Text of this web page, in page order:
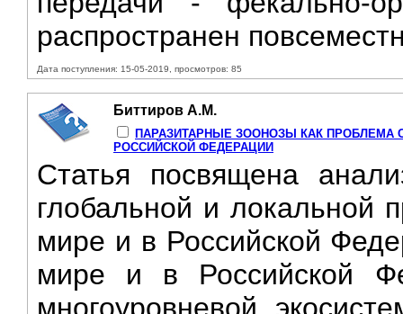
распространен
Дата поступления: 15-05-2019, просмотров: 85
Биттиров А.М.
ПАРАЗИТАРНЫЕ ЗООНОЗЫ КАК ПРОБЛЕМА
РОССИЙСКОЙ ФЕДЕРАЦИИ
Статья посвящена
глобальной и локальной
мире и в Российской
мире и в Российской